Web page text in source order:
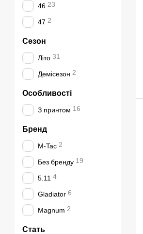
46 23
47 2
Сезон
Літо 31
Демісезон 2
Особливості
З принтом 16
Бренд
M-Tac 2
Без бренду 19
5.11 4
Gladiator 6
Magnum 2
Стать